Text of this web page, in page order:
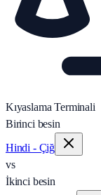
Kıyaslama Terminali
Birinci besin
Hindi - Çiğ
vs
İkinci besin